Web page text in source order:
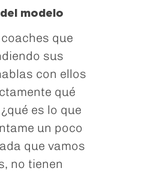
modelo
que
sus
con ellos
qué
es lo que
un poco
que vamos
no tienen